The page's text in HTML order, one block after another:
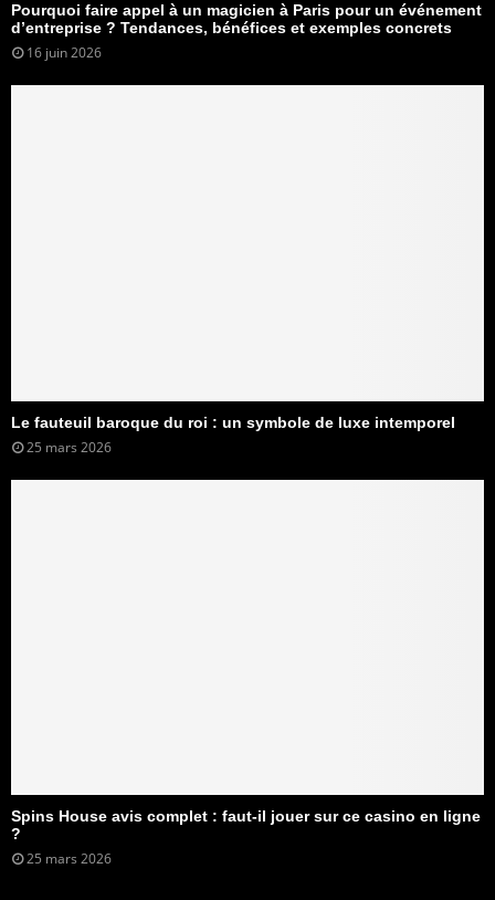
Pourquoi faire appel à un magicien à Paris pour un événement
d’entreprise ? Tendances, bénéfices et exemples concrets
16 juin 2026
Le fauteuil baroque du roi : un symbole de luxe intemporel
25 mars 2026
Spins House avis complet : faut-il jouer sur ce casino en ligne
?
25 mars 2026